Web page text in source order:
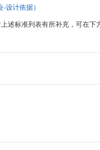
设计依据）
述标准列表有所补充，可在